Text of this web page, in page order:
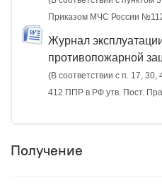
Приказом МЧС России
Журнал
противопожарной
(В соответствии с п. 17,
412 ППР в РФ утв. Пост.
Получение